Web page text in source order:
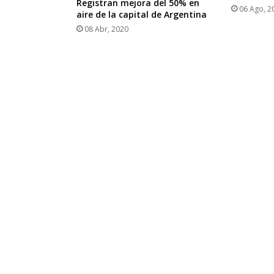
Registran mejora del 50% en
aire de la capital de Argentina
08 Abr, 2020
06 Ago,